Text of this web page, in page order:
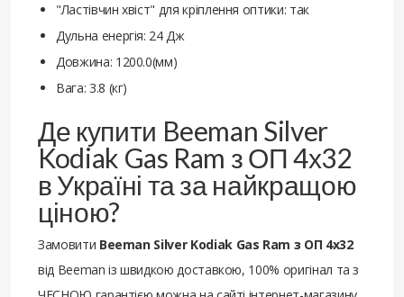
"Ластівчин хвіст" для кріплення оптики: так
Дульна енергія: 24 Дж
Довжина: 1200.0(мм)
Вага: 3.8 (кг)
Де купити Beeman Silver
Kodiak Gas Ram з ОП 4х32
в Україні та за найкращою
ціною?
Замовити Beeman Silver Kodiak Gas Ram з ОП 4х32
від Beeman із швидкою доставкою, 100% оригінал та з